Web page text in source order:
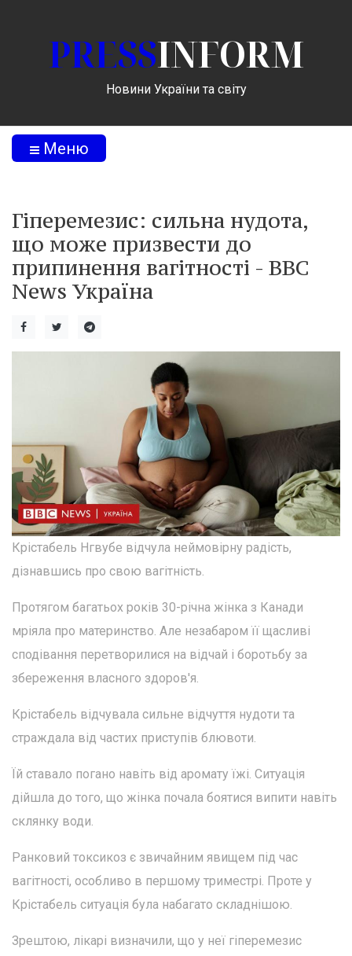
PRESSINFORM
Новини України та світу
Меню
Гіперемезис: сильна нудота,
що може призвести до
припинення вагітності - BBC
News Україна
Крістабель Нгвубе відчула неймовірну радість,
дізнавшись про свою вагітність.
Протягом багатьох років 30-річна жінка з Канади
мріяла про материнство. Але незабаром її щасливі
сподівання перетворилися на відчай і боротьбу за
збереження власного здоров'я.
Крістабель відчувала сильне відчуття нудоти та
страждала від частих приступів блювоти.
Їй ставало погано навіть від аромату їжі. Ситуація
дійшла до того, що жінка почала боятися випити навіть
склянку води.
Ранковий токсикоз є звичайним явищем під час
вагітності, особливо в першому триместрі. Проте у
Крістабель ситуація була набагато складнішою.
Зрештою, лікарі визначили, що у неї гіперемезис